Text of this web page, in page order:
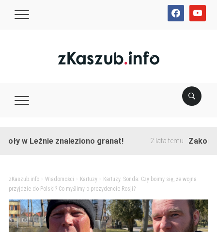
facebookyoutube
Leźnie znaleziono granat! 2 lata temu Zakończono
zKaszub.info> Wiadomości Kartuzy>
Kartuzy. Sonda: Czy boimy się, że wojna
przyjdzie do Polski? Co myślimy o prezydencie Rosji?